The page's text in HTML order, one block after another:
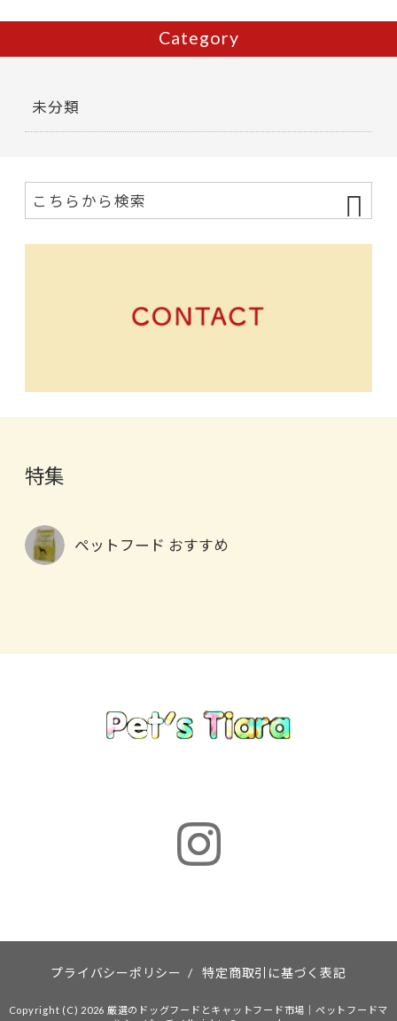
Category
未分類
特集
ペットフード おすすめ
プライバシーポリシー / 特定商取引に基づく表記
Copyright (C) 2026 厳選のドッグフードとキャットフード市場｜ペットフードマ